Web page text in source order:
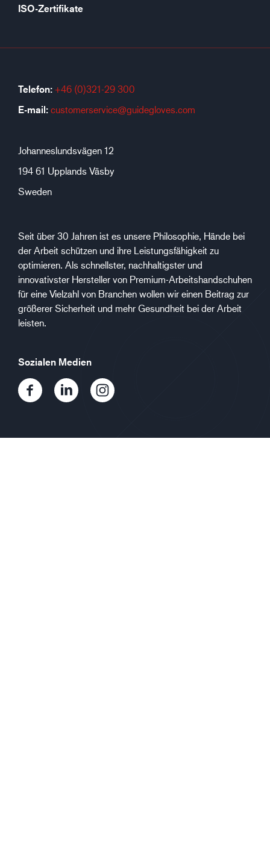
ISO-Zertifikate
Telefon: +46 (0)321-29 300
E-mail: customerservice@guidegloves.com
Johanneslundsvägen 12
194 61 Upplands Väsby
Sweden
Seit über 30 Jahren ist es unsere Philosophie, Hände bei
der Arbeit schützen und ihre Leistungsfähigkeit zu
optimieren. Als schnellster, nachhaltigster und
innovativster Hersteller von Premium-Arbeitshandschuhen
für eine Vielzahl von Branchen wollen wir einen Beitrag zur
größerer Sicherheit und mehr Gesundheit bei der Arbeit
leisten.
Sozialen Medien